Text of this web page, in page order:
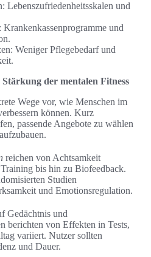
Lebenszufriedenheitsskalen und
und
Weniger Pflegebedarf und
der mentalen Fitness
Wege vor, wie Menschen im
können. Kurz
passende Angebote zu wählen
reichen von Achtsamkeit
bis hin zu Biofeedback.
Studien
und Emotionsregulation.
Gedächtnis und
berichten von Effekten in Tests,
variiert. Nutzer sollten
und Dauer.